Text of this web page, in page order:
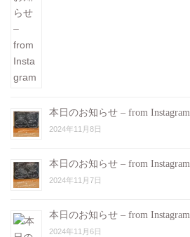
本日のお知らせ – from Instagram
2024年11月8日
本日のお知らせ – from Instagram
2024年11月7日
本日のお知らせ – from Instagram
2024年11月6日